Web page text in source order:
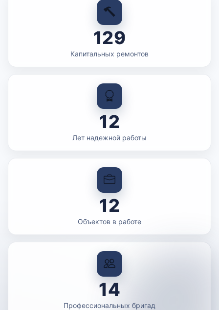
129
Капитальных ремонтов
12
Лет надежной работы
12
Объектов в работе
14
Профессиональных бригад